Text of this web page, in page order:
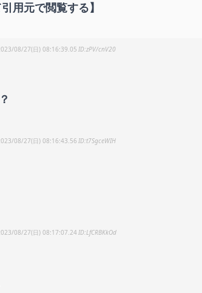
用元で閲覧する】
08/27(日) 08:16:39.05 zPV/cnV20
08/27(日) 08:16:43.56 t7SgceWIH
08/27(日) 08:17:07.24 LfCRBKkOd